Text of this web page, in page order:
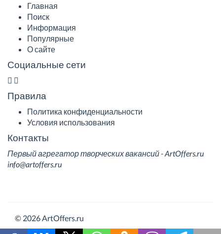
Главная
Поиск
Информация
Популярные
О сайте
Социальные сети
Правила
Политика конфиденциальности
Условия использования
Контакты
Первый агрегатор творческих вакансий - ArtOffers.ru
info@artoffers.ru
© 2026 ArtOffers.ru